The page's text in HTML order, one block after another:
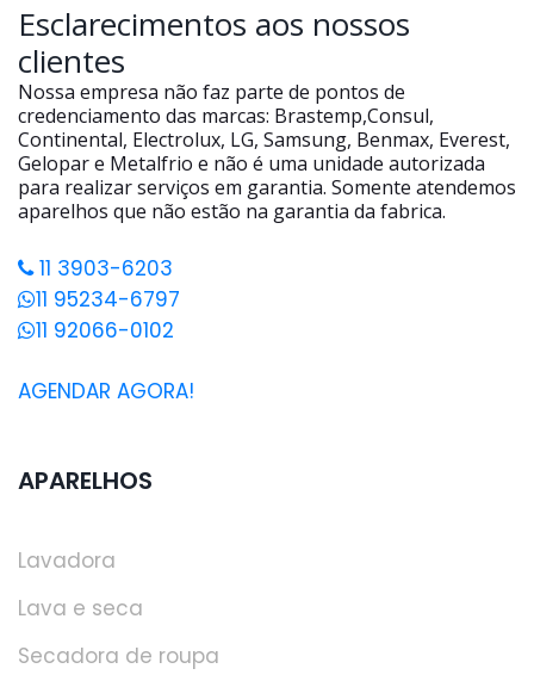
Esclarecimentos aos nossos
clientes
Nossa empresa não faz parte de pontos de
credenciamento das marcas: Brastemp,Consul,
Continental, Electrolux, LG, Samsung, Benmax, Everest,
Gelopar e Metalfrio e não é uma unidade autorizada
para realizar serviços em garantia. Somente atendemos
aparelhos que não estão na garantia da fabrica.
11 3903-6203
11 95234-6797
11 92066-0102
AGENDAR AGORA!
APARELHOS
Lavadora
Lava e seca
Secadora de roupa